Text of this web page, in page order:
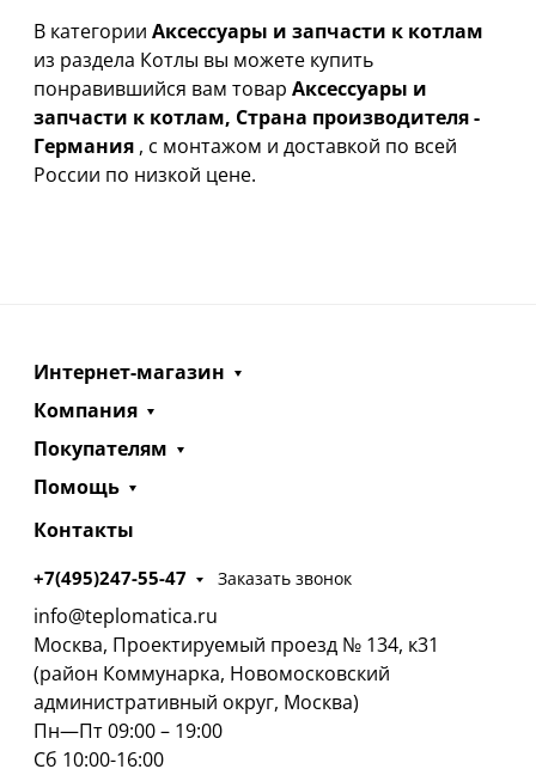
В категории Аксессуары и запчасти к котлам
из раздела Котлы вы можете купить
понравившийся вам товар Аксессуары и
запчасти к котлам, Страна производителя -
Германия , с монтажом и доставкой по всей
России по низкой цене.
Интернет-магазин
Компания
Покупателям
Помощь
Контакты
+7(495)247-55-47 Заказать звонок
info@teplomatica.ru
Москва, Проектируемый проезд № 134, к31
(район Коммунарка, Новомосковский
административный округ, Москва)
Пн—Пт 09:00 – 19:00
Сб 10:00-16:00